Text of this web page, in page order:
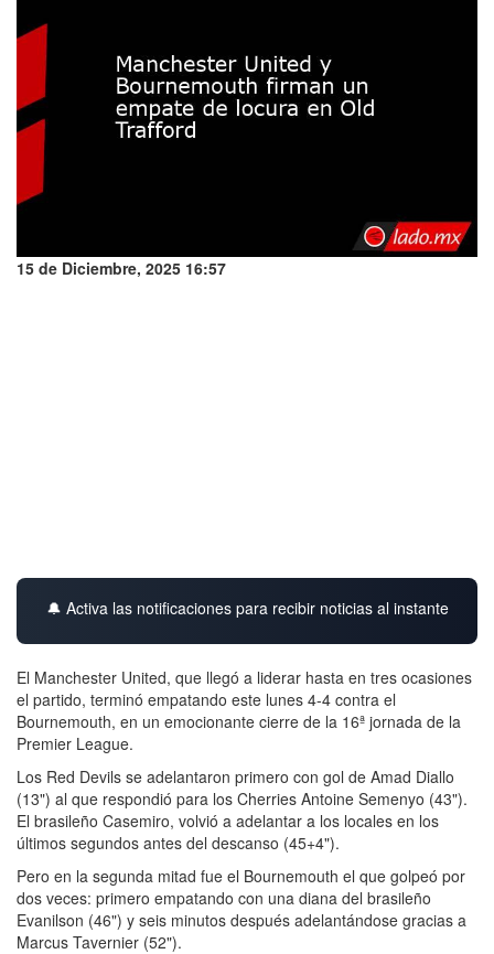
15 de Diciembre, 2025 16:57
🔔 Activa las notificaciones para recibir noticias al instante
El Manchester United, que llegó a liderar hasta en tres ocasiones
el partido, terminó empatando este lunes 4-4 contra el
Bournemouth, en un emocionante cierre de la 16ª jornada de la
Premier League.
Los Red Devils se adelantaron primero con gol de Amad Diallo
(13") al que respondió para los Cherries Antoine Semenyo (43").
El brasileño Casemiro, volvió a adelantar a los locales en los
últimos segundos antes del descanso (45+4").
Pero en la segunda mitad fue el Bournemouth el que golpeó por
dos veces: primero empatando con una diana del brasileño
Evanilson (46") y seis minutos después adelantándose gracias a
Marcus Tavernier (52").